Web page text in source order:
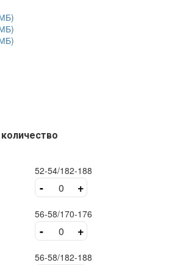
52-54/182-188
- +
56-58/170-176
- +
56-58/182-188